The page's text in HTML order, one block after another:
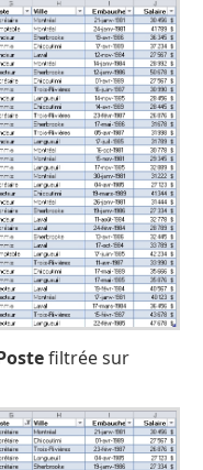
filtrée sur